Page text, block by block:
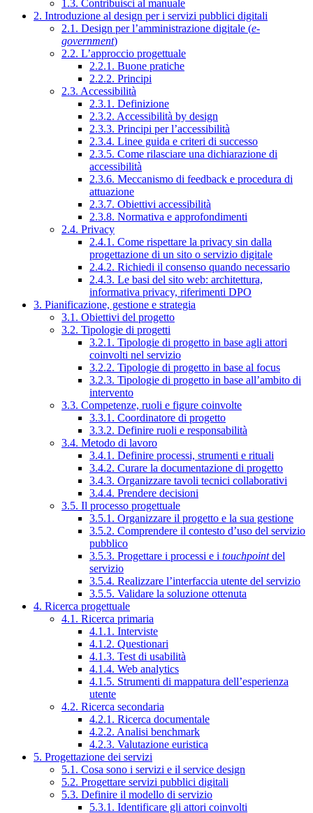
1.3. Contribuisci al manuale
2. Introduzione al design per i servizi pubblici digitali
2.1. Design per l’amministrazione digitale (e-
government)
2.2. L’approccio progettuale
2.2.1. Buone pratiche
2.2.2. Principi
2.3. Accessibilità
2.3.1. Definizione
2.3.2. Accessibilità by design
2.3.3. Principi per l’accessibilità
2.3.4. Linee guida e criteri di successo
2.3.5. Come rilasciare una dichiarazione di
accessibilità
2.3.6. Meccanismo di feedback e procedura di
attuazione
2.3.7. Obiettivi accessibilità
2.3.8. Normativa e approfondimenti
2.4. Privacy
2.4.1. Come rispettare la privacy sin dalla
progettazione di un sito o servizio digitale
2.4.2. Richiedi il consenso quando necessario
2.4.3. Le basi del sito web: architettura,
informativa privacy, riferimenti DPO
3. Pianificazione, gestione e strategia
3.1. Obiettivi del progetto
3.2. Tipologie di progetti
3.2.1. Tipologie di progetto in base agli attori
coinvolti nel servizio
3.2.2. Tipologie di progetto in base al focus
3.2.3. Tipologie di progetto in base all’ambito di
intervento
3.3. Competenze, ruoli e figure coinvolte
3.3.1. Coordinatore di progetto
3.3.2. Definire ruoli e responsabilità
3.4. Metodo di lavoro
3.4.1. Definire processi, strumenti e rituali
3.4.2. Curare la documentazione di progetto
3.4.3. Organizzare tavoli tecnici collaborativi
3.4.4. Prendere decisioni
3.5. Il processo progettuale
3.5.1. Organizzare il progetto e la sua gestione
3.5.2. Comprendere il contesto d’uso del servizio
pubblico
3.5.3. Progettare i processi e i touchpointdel
servizio
3.5.4. Realizzare l’interfaccia utente del servizio
3.5.5. Validare la soluzione ottenuta
4. Ricerca progettuale
4.1. Ricerca primaria
4.1.1. Interviste
4.1.2. Questionari
4.1.3. Test di usabilità
4.1.4. Web analytics
4.1.5. Strumenti di mappatura dell’esperienza
utente
4.2. Ricerca secondaria
4.2.1. Ricerca documentale
4.2.2. Analisi benchmark
4.2.3. Valutazione euristica
5. Progettazione dei servizi
5.1. Cosa sono i servizi e il service design
5.2. Progettare servizi pubblici digitali
5.3. Definire il modello di servizio
5.3.1. Identificare gli attori coinvolti